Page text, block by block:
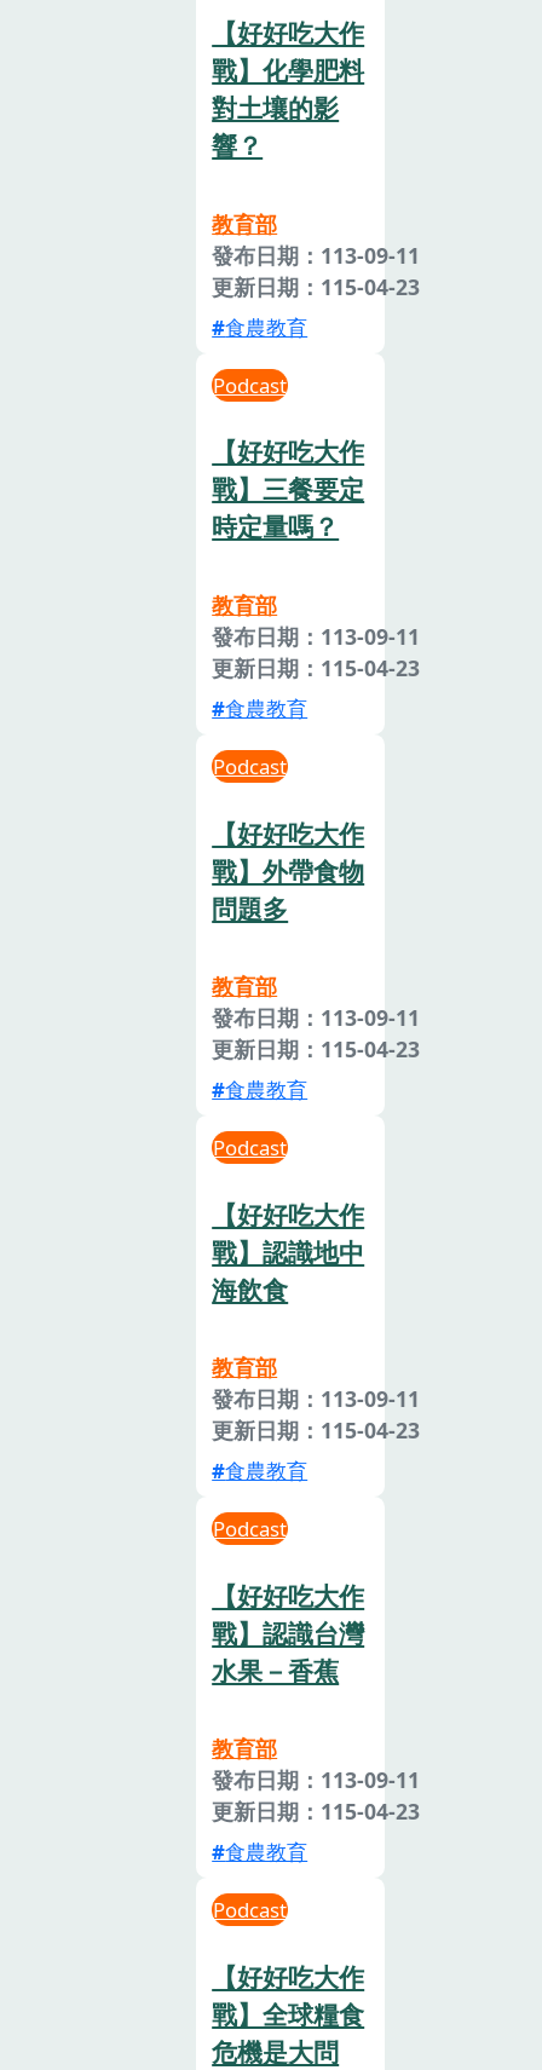
【好好吃大作
戰】化學肥料
對土壤的影
響？
教育部
發布日期：113-09-11
更新日期：115-04-23
食農教育
Podcast
【好好吃大作
戰】三餐要定
時定量嗎？
教育部
發布日期：113-09-11
更新日期：115-04-23
食農教育
Podcast
【好好吃大作
戰】外帶食物
問題多
教育部
發布日期：113-09-11
更新日期：115-04-23
食農教育
Podcast
【好好吃大作
戰】認識地中
海飲食
教育部
發布日期：113-09-11
更新日期：115-04-23
食農教育
Podcast
【好好吃大作
戰】認識台灣
水果－香蕉
教育部
發布日期：113-09-11
更新日期：115-04-23
食農教育
Podcast
【好好吃大作
戰】全球糧食
危機是大問